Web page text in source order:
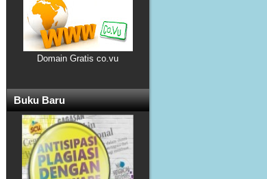
Domain Gratis co.vu
Buku Baru